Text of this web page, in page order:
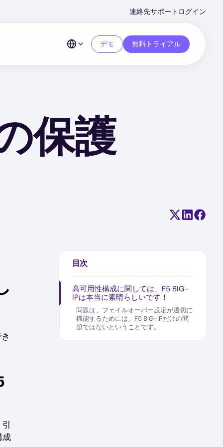
Menu
連絡先サポート ログイン
デモ 無料トライアル
保護
Share on X
Share
成
目次
高可用性構成に関しては、F5 BIG-
IPは本当に素晴らしいです！
問題は、フェイルオーバー設定が適切に
機能するためには、F5 BIG-IPだけの問
題ではないということです。